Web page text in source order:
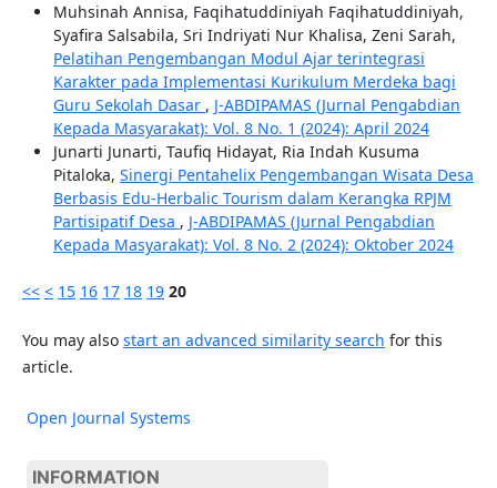
Muhsinah Annisa, Faqihatuddiniyah Faqihatuddiniyah,
Syafira Salsabila, Sri Indriyati Nur Khalisa, Zeni Sarah,
Pelatihan Pengembangan Modul Ajar terintegrasi
Karakter pada Implementasi Kurikulum Merdeka bagi
Guru Sekolah Dasar , J-ABDIPAMAS (Jurnal Pengabdian
Kepada Masyarakat): Vol. 8 No. 1 (2024): April 2024
Junarti Junarti, Taufiq Hidayat, Ria Indah Kusuma
Pitaloka, Sinergi Pentahelix Pengembangan Wisata Desa
Berbasis Edu-Herbalic Tourism dalam Kerangka RPJM
Partisipatif Desa , J-ABDIPAMAS (Jurnal Pengabdian
Kepada Masyarakat): Vol. 8 No. 2 (2024): Oktober 2024
<< < 15 16 17 18 19 20
You may also start an advanced similarity search for this
article.
Open Journal Systems
INFORMATION